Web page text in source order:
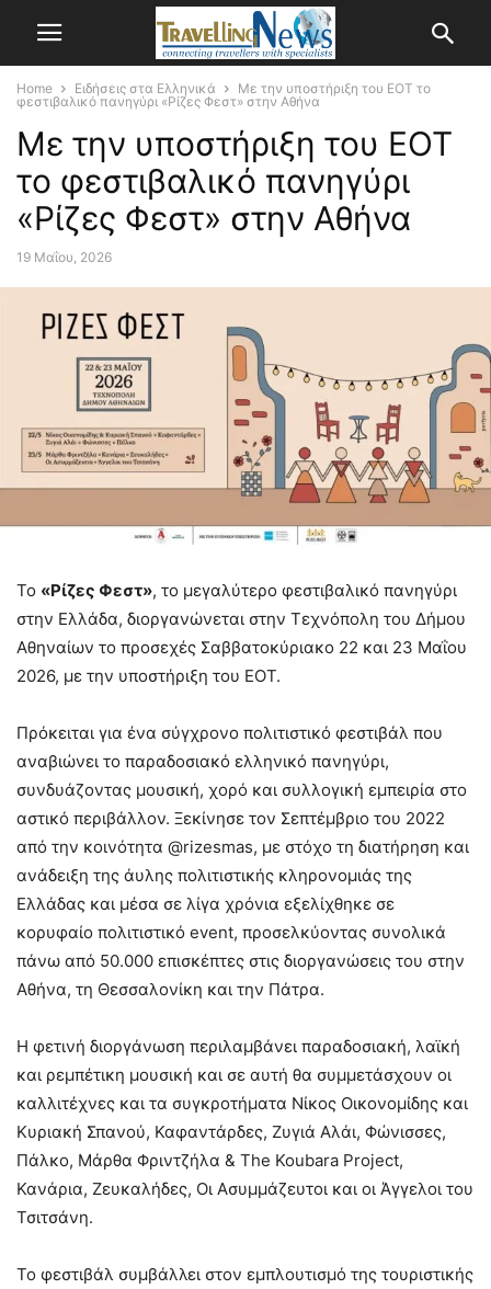
Home Ειδήσεις στα Ελληνικά
Με την υποστήριξη του ΕΟΤ το
φεστιβαλικό πανηγύρι «Ρίζες Φεστ» στην Αθήνα
Με την υποστήριξη του ΕΟΤ
το φεστιβαλικό πανηγύρι
«Ρίζες Φεστ» στην Αθήνα
19 Μαΐου, 2026
Το «Ρίζες Φεστ», το μεγαλύτερο φεστιβαλικό πανηγύρι
στην Ελλάδα, διοργανώνεται στην Τεχνόπολη του Δήμου
Αθηναίων το προσεχές Σαββατοκύριακο 22 και 23 Μαΐου
2026, με την υποστήριξη του ΕΟΤ.
Πρόκειται για ένα σύγχρονο πολιτιστικό φεστιβάλ που
αναβιώνει το παραδοσιακό ελληνικό πανηγύρι,
συνδυάζοντας μουσική, χορό και συλλογική εμπειρία στο
αστικό περιβάλλον. Ξεκίνησε τον Σεπτέμβριο του 2022
από την κοινότητα @rizesmas, με στόχο τη διατήρηση και
ανάδειξη της άυλης πολιτιστικής κληρονομιάς της
Ελλάδας και μέσα σε λίγα χρόνια εξελίχθηκε σε
κορυφαίο πολιτιστικό event, προσελκύοντας συνολικά
πάνω από 50.000 επισκέπτες στις διοργανώσεις του στην
Αθήνα, τη Θεσσαλονίκη και την Πάτρα.
Η φετινή διοργάνωση περιλαμβάνει παραδοσιακή, λαϊκή
και ρεμπέτικη μουσική και σε αυτή θα συμμετάσχουν οι
καλλιτέχνες και τα συγκροτήματα Νίκος Οικονομίδης και
Κυριακή Σπανού, Καφαντάρδες, Ζυγιά Αλάι, Φώνισσες,
Πάλκο, Μάρθα Φριντζήλα & The Koubara Project,
Κανάρια, Ζευκαλήδες, Οι Ασυμμάζευτοι και οι Άγγελοι του
Τσιτσάνη.
Το φεστιβάλ συμβάλλει στον εμπλουτισμό της τουριστικής